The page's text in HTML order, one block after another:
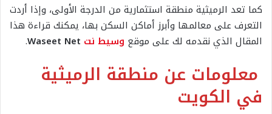
كما تعد الرميثية منطقة استثمارية من الدرجة الأولى، وإذا أردت
التعرف على معالمها وأبرز أماكن السكن بها، يمكنك قراءة هذا
المقال الذي نقدمه لك على موقع وسيط نت Waseet Net
.
معلومات عن منطقة الرميثية
في الكويت